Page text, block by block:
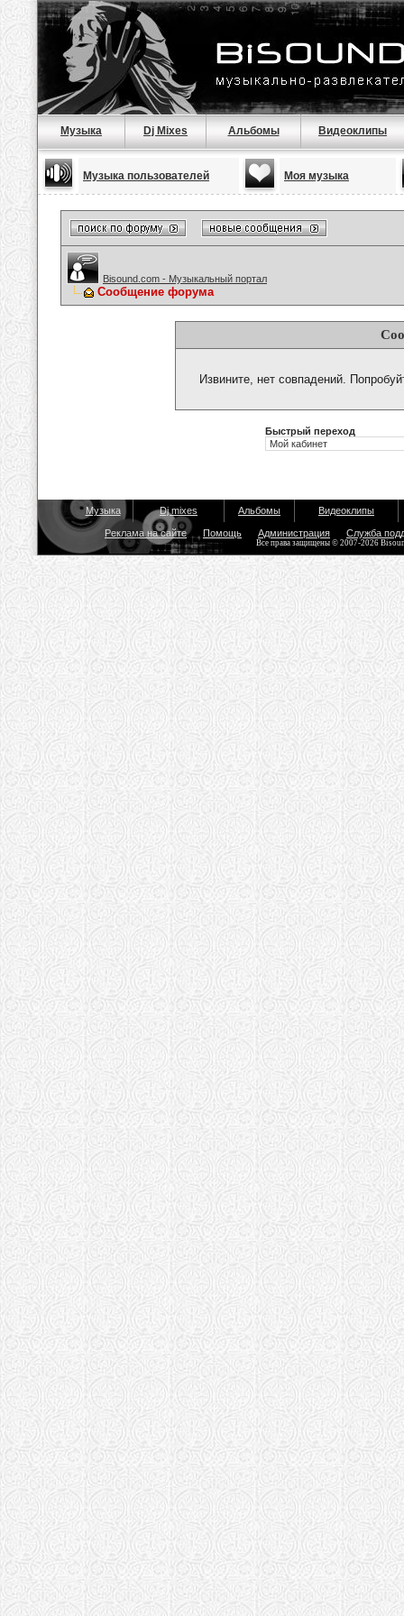
Музыка Dj Mixes Альбомы Видеоклипы
Музыка пользователей Моя музыка
Bisound.com - Музыкальный портал
Сообщение форума
Извините, нет совпадений.
Быстрый переход
Музыка Dj mixes Альбомы Видеоклипы
Реклама на сайте Помощь Администрация Служба
Все права защищены © 2007-2026